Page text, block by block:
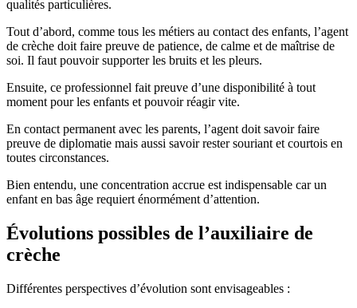
qualités particulières.
Tout d’abord, comme tous les métiers au contact des enfants, l’agent
de crèche doit faire preuve de patience, de calme et de maîtrise de
soi. Il faut pouvoir supporter les bruits et les pleurs.
Ensuite, ce professionnel fait preuve d’une disponibilité à tout
moment pour les enfants et pouvoir réagir vite.
En contact permanent avec les parents, l’agent doit savoir faire
preuve de diplomatie mais aussi savoir rester souriant et courtois en
toutes circonstances.
Bien entendu, une concentration accrue est indispensable car un
enfant en bas âge requiert énormément d’attention.
Évolutions possibles de l’auxiliaire de
crèche
Différentes perspectives d’évolution sont envisageables :